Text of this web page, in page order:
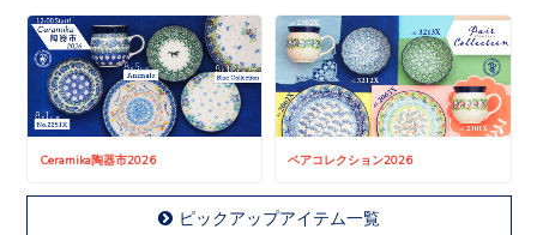
Ceramika陶器市2026 ペアコレクション2026
ピックアップアイテム一覧